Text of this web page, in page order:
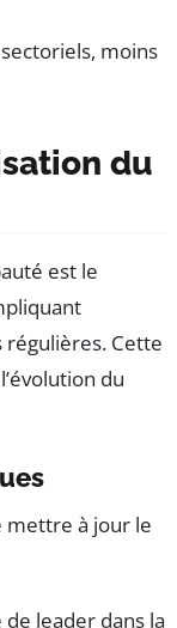
moins
du
est le
régulières. Cette
du
mettre à jour le
leader dans la